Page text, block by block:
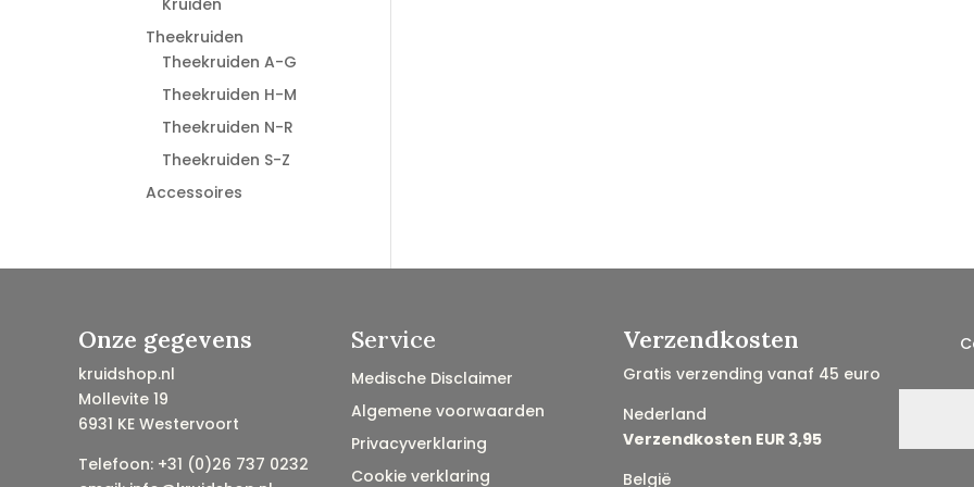
Kruiden
Theekruiden
Theekruiden A-G
Theekruiden H-M
Theekruiden N-R
Theekruiden S-Z
Accessoires
Onze gegevens
kruidshop.nl
Mollevite 19
6931 KE Westervoort
Telefoon: +31 (0)26 737 0232
Service
Medische Disclaimer
Algemene voorwaarden
Privacyverklaring
Cookie verklaring
Verzendkosten
Gratis verzending vanaf 45 euro
Nederland
Verzendkosten EUR 3,95
België